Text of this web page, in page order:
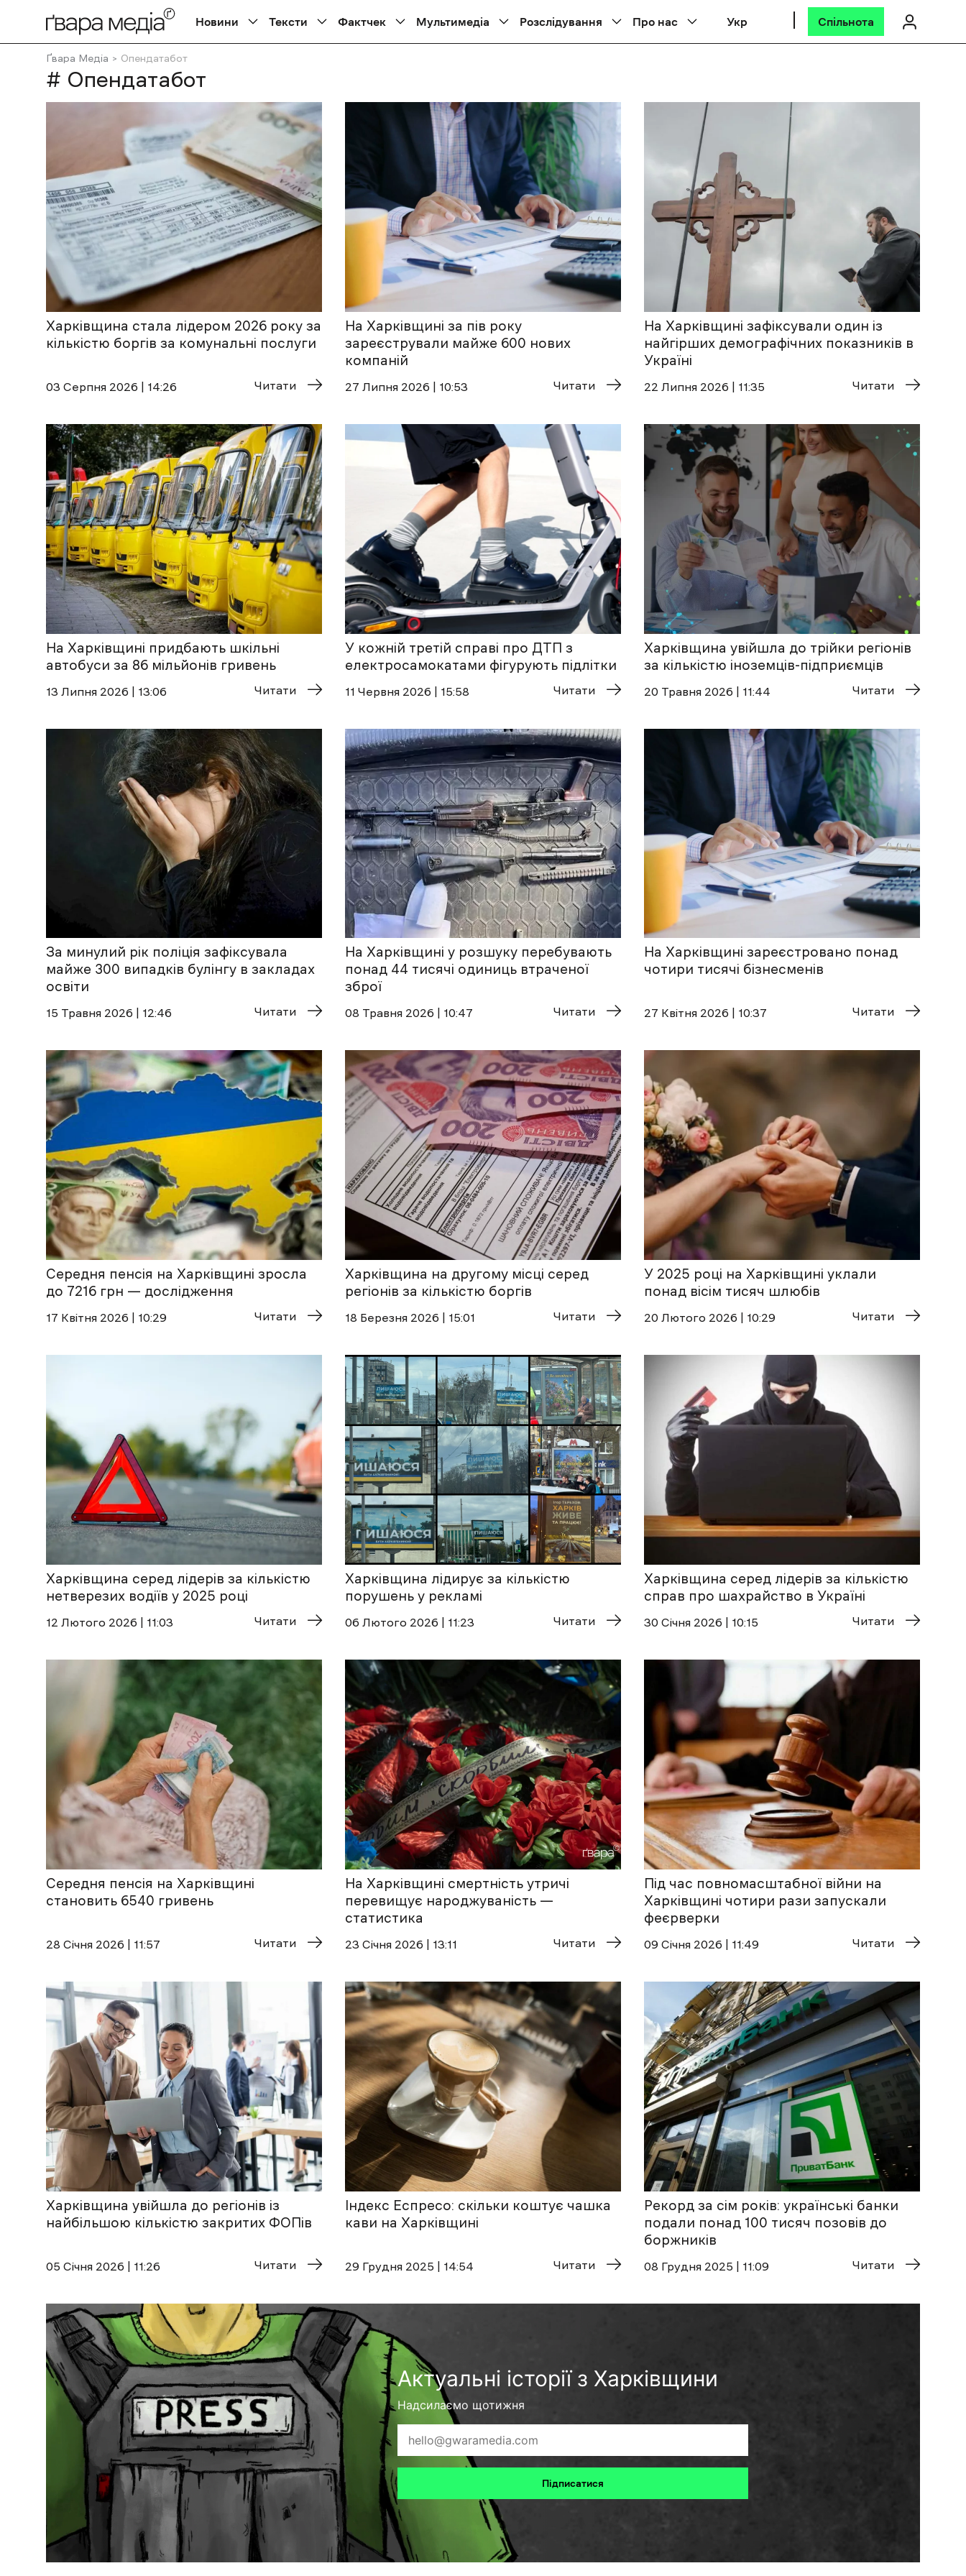
Новини Тексти Фактчек Мультимедіа Розслідування Про нас Укр Спільнота
Ґвара Медіа Опендатабот
# Опендатабот
Харківщина стала лідером 2026 року за
кількістю боргів за комунальні послуги
03 Cерпня 2026 | 14:26 Читати
На Харківщині за пів року
зареєстрували майже 600 нових
компаній
27 Липня 2026 | 10:53 Читати
На Харківщині зафіксували один із
найгірших демографічних показників в
Україні
22 Липня 2026 | 11:35 Читати
На Харківщині придбають шкільні
автобуси за 86 мільйонів гривень
13 Липня 2026 | 13:06 Читати
У кожній третій справі про ДТП з
електросамокатами фігурують підлітки
11 Червня 2026 | 15:58 Читати
Харківщина увійшла до трійки регіонів
за кількістю іноземців-підприємців
20 Травня 2026 | 11:44 Читати
За минулий рік поліція зафіксувала
майже 300 випадків булінгу в закладах
освіти
15 Травня 2026 | 12:46 Читати
На Харківщині у розшуку перебувають
понад 44 тисячі одиниць втраченої
зброї
08 Травня 2026 | 10:47 Читати
На Харківщині зареєстровано понад
чотири тисячі бізнесменів
27 Квітня 2026 | 10:37 Читати
Середня пенсія на Харківщині зросла
до 7216 грн — дослідження
17 Квітня 2026 | 10:29 Читати
Харківщина на другому місці серед
регіонів за кількістю боргів
18 Березня 2026 | 15:01 Читати
У 2025 році на Харківщині уклали
понад вісім тисяч шлюбів
20 Лютого 2026 | 10:29 Читати
Харківщина серед лідерів за кількістю
нетверезих водіїв у 2025 році
12 Лютого 2026 | 11:03 Читати
Харківщина лідирує за кількістю
порушень у рекламі
06 Лютого 2026 | 11:23 Читати
Харківщина серед лідерів за кількістю
справ про шахрайство в Україні
30 Січня 2026 | 10:15 Читати
Середня пенсія на Харківщині
становить 6540 гривень
28 Січня 2026 | 11:57 Читати
На Харківщині смертність утричі
перевищує народжуваність —
статистика
23 Січня 2026 | 13:11 Читати
Під час повномасштабної війни на
Харківщині чотири рази запускали
феєрверки
09 Січня 2026 | 11:49 Читати
Харківщина увійшла до регіонів із
найбільшою кількістю закритих ФОПів
05 Січня 2026 | 11:26 Читати
Індекс Еспресо: скільки коштує чашка
кави на Харківщині
29 Грудня 2025 | 14:54 Читати
Рекорд за сім років: українські банки
подали понад 100 тисяч позовів до
боржників
08 Грудня 2025 | 11:09 Читати
Актуальні історії з Харківщини
Надсилаємо щотижня
Підписатися